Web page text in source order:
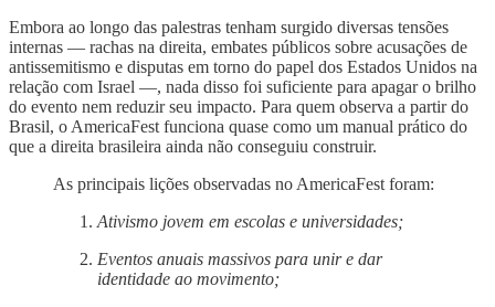
Embora ao longo das palestras tenham surgido diversas tensões
internas — rachas na direita, embates públicos sobre acusações de
antissemitismo e disputas em torno do papel dos Estados Unidos na
relação com Israel —, nada disso foi suficiente para apagar o brilho
do evento nem reduzir seu impacto. Para quem observa a partir do
Brasil, o AmericaFest funciona quase como um manual prático do
que a direita brasileira ainda não conseguiu construir.
As principais lições observadas no AmericaFest foram:
Ativismo jovem em escolas e universidades;
Eventos anuais massivos para unir e dar
identidade ao movimento;